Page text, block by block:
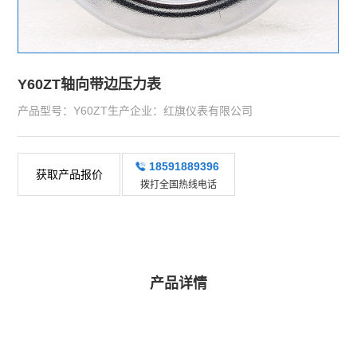
Y60ZT轴向带边压力表
产品型号：Y60ZT生产企业：红旗仪表有限公司
获取产品报价
18591889396
拨打全国热线电话
产品详情